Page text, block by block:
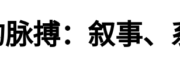
搏：叙事